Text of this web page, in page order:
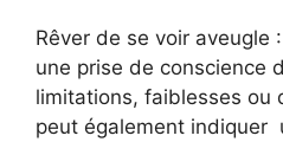
Rêver de se voir aveugle
une prise de conscience
limitations, faiblesses ou
peut également indiquer